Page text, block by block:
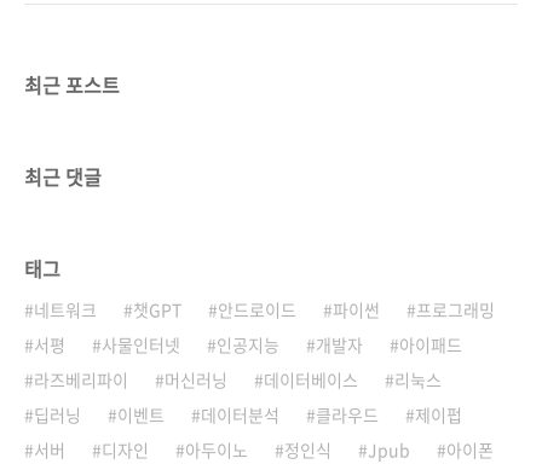
최근 포스트
최근 댓글
태그
네트워크 챗GPT 안드로이드 파이썬
프로그래밍
서평
사물인터넷 인공지능 개발자
아이패드
라즈베리파이
머신러닝 데이터베이스
리눅스
딥러닝
이벤트 데이터분석 클라우드
제이펍
서버
디자인 아두이노 정인식 Jpub 아이폰